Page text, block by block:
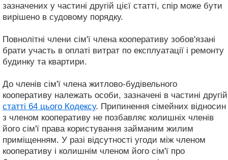
зазначених у частині другій цієї статті, спір може бути
вирішено в судовому порядку.
Повнолітні члени сім'ї члена кооперативу зобов'язані
брати участь в оплаті витрат по експлуатації і ремонту
будинку та квартири.
До членів сім'ї члена житлово-будівельного
кооперативу належать особи, зазначені в частині другій
статті 64 цього Кодексу. Припинення сімейних відносин
з членом кооперативу не позбавляє колишніх членів
його сім'ї права користування займаним жилим
приміщенням. У разі відсутності угоди між членом
кооперативу і колишнім членом його сім'ї про